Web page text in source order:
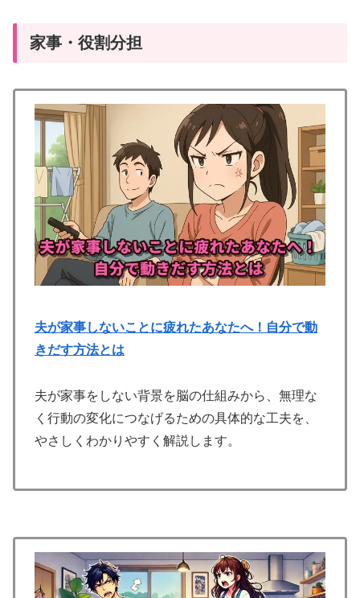
家事・役割分担
夫が家事しないことに疲れたあなたへ！自分で動
きだす方法とは
夫が家事をしない背景を脳の仕組みから、無理な
く行動の変化につなげるための具体的な工夫を、
やさしくわかりやすく解説します。